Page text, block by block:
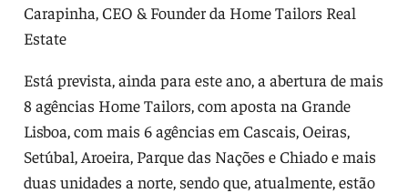
Carapinha, CEO & Founder da Home Tailors Real
Estate
Está prevista, ainda para este ano, a abertura de mais
8 agências Home Tailors, com aposta na Grande
Lisboa, com mais 6 agências em Cascais, Oeiras,
Setúbal, Aroeira, Parque das Nações e Chiado e mais
duas unidades a norte, sendo que, atualmente, estão